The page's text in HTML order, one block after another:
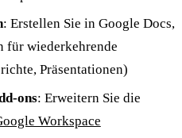
: Erstellen Sie in Google Docs,
für wiederkehrende
Präsentationen)
ons: Erweitern Sie die
Workspace